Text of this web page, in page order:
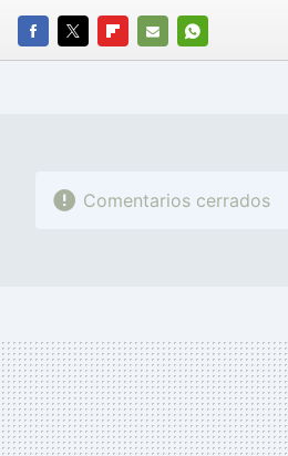
FACEBOOK
TWITTERFLIPBOARD
E-
WHATSAPP
Comentarios cerrados